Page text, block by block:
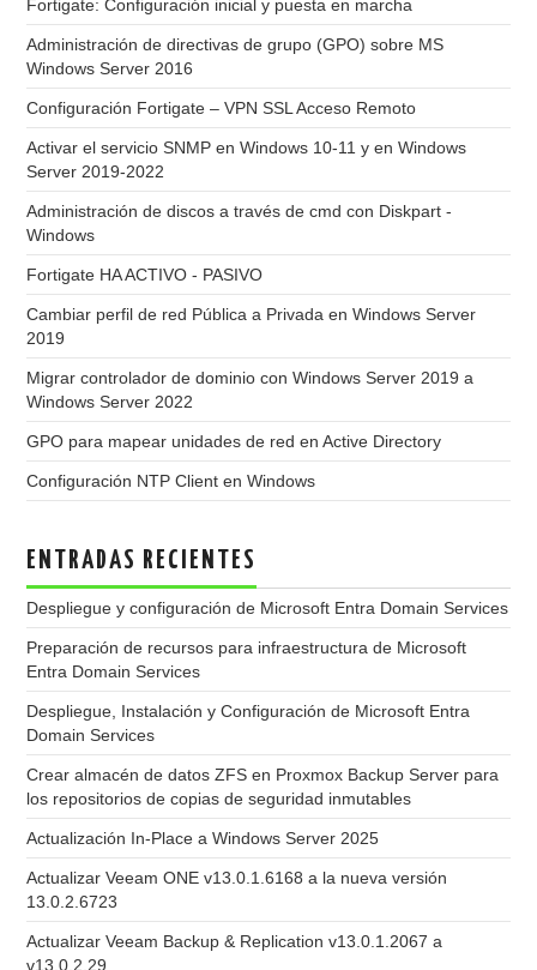
Fortigate: Configuración inicial y puesta en marcha
Administración de directivas de grupo (GPO) sobre MS
Windows Server 2016
Configuración Fortigate – VPN SSL Acceso Remoto
Activar el servicio SNMP en Windows 10-11 y en Windows
Server 2019-2022
Administración de discos a través de cmd con Diskpart -
Windows
Fortigate HA ACTIVO - PASIVO
Cambiar perfil de red Pública a Privada en Windows Server
2019
Migrar controlador de dominio con Windows Server 2019 a
Windows Server 2022
GPO para mapear unidades de red en Active Directory
Configuración NTP Client en Windows
ENTRADAS RECIENTES
Despliegue y configuración de Microsoft Entra Domain Services
Preparación de recursos para infraestructura de Microsoft
Entra Domain Services
Despliegue, Instalación y Configuración de Microsoft Entra
Domain Services
Crear almacén de datos ZFS en Proxmox Backup Server para
los repositorios de copias de seguridad inmutables
Actualización In-Place a Windows Server 2025
Actualizar Veeam ONE v13.0.1.6168 a la nueva versión
13.0.2.6723
Actualizar Veeam Backup & Replication v13.0.1.2067 a
v13.0.2.29